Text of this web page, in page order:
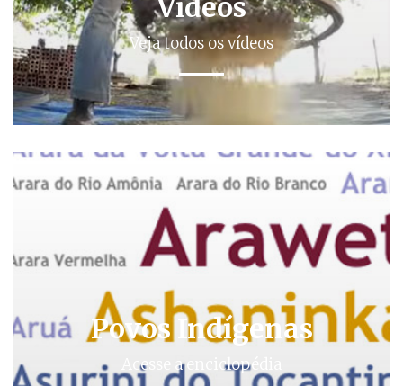
Vídeos
Veja todos os vídeos
Povos Indígenas
Acesse a enciclopédia